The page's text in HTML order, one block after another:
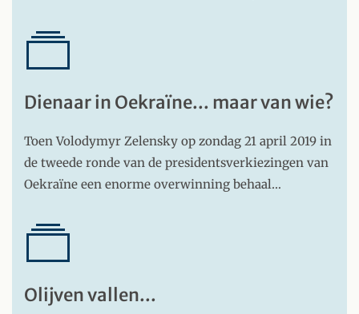
Dienaar in Oekraïne... maar van wie?
Toen Volodymyr Zelensky op zondag 21 april 2019 in
de tweede ronde van de presidentsverkiezingen van
Oekraïne een enorme overwinning behaal…
Olijven vallen...